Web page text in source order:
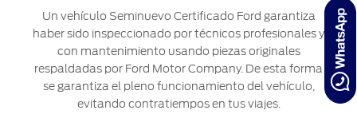
Un vehículo Seminuevo Certificado Ford garantiza
haber sido inspeccionado por técnicos profesionales y
con mantenimiento usando piezas originales
respaldadas por Ford Motor Company. De esta forma
se garantiza el pleno funcionamiento del vehículo,
evitando contratiempos en tus viajes.